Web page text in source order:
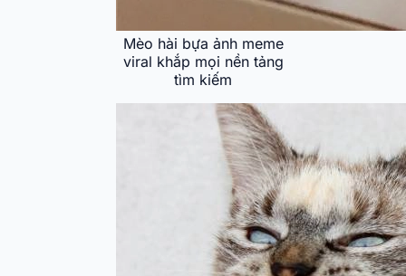
Mèo hài bựa ảnh meme
viral khắp mọi nền tảng
tìm kiếm